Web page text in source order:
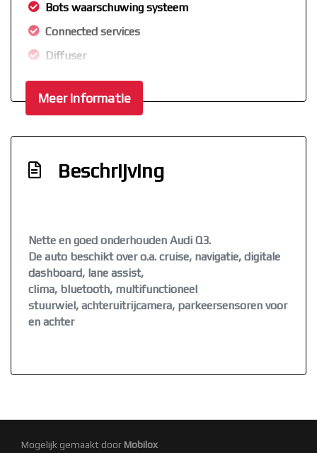
Bots waarschuwing systeem
Connected services
Diffuser
Elektronisch stabiliteits programma
Full-led koplampen
Hoofd airbag(s) voor
Passagiersairbag
Rijstrooksensor met correctie
Sportstuur leder
Volledig digitaal instrumentenpaneel
Exterieur
Meer informatie
Beschrijving
Nette en goed onderhouden Audi Q3.
De auto beschikt over o.a. cruise, navigatie, digitale
dashboard, lane assist,
clima, bluetooth, multifunctioneel
stuurwiel, achteruitrijcamera, parkeersensoren voor
en achter
Mogelijk gemaakt doorMobilox